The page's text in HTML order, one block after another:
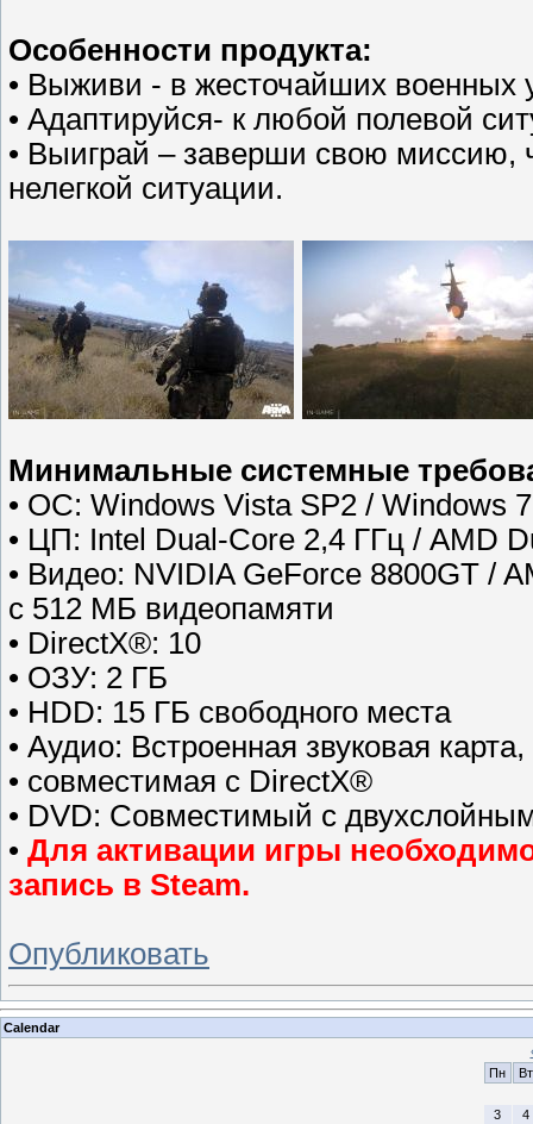
Особенности продукта:
• Выживи - в жесточайших военных
• Адаптируйся- к любой полевой
• Выиграй – заверши свою миссию,
нелегкой ситуации.
Минимальные системные
• ОС: Windows Vista SP2 / Windows
• ЦП: Intel Dual-Core 2,4 ГГц / AMD
• Видео: NVIDIA GeForce 8800GT /
с 512 МБ видеопамяти
• DirectX®: 10
• ОЗУ: 2 ГБ
• HDD: 15 ГБ свободного места
• Аудио: Встроенная звуковая карта,
• совместимая с DirectX®
• DVD: Совместимый с
• Для активации игры
запись в Steam.
Опубликовать
Calendar
Пн
Вт
3 4